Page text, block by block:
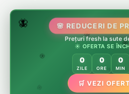
🌸
🌿
🌸
🌷
🦋 🌸 REDUCERI DE
Prețuri fresh la sute
☀️ OFERTA SE
0
ZILE
0
ORE
0
MIN
🛒 VEZI